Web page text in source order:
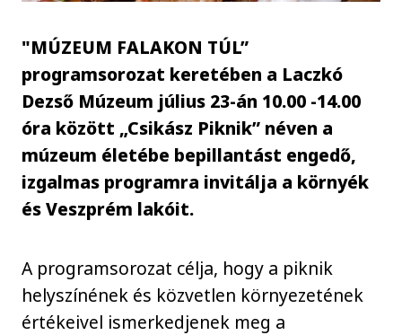
"MÚZEUM FALAKON TÚL”
programsorozat keretében a Laczkó
Dezső Múzeum július 23-án 10.00 -14.00
óra között „Csikász Piknik” néven a
múzeum életébe bepillantást engedő,
izgalmas programra invitálja a környék
és Veszprém lakóit.
A programsorozat célja, hogy a piknik
helyszínének és közvetlen környezetének
értékeivel ismerkedjenek meg a